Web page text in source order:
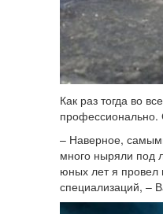
Как раз тогда во
профессионально.
– Наверное,
много ныряли под
юных лет я провел
специализаций, –